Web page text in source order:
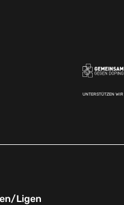
UNTERSTÜTZEN WIR
Ligen